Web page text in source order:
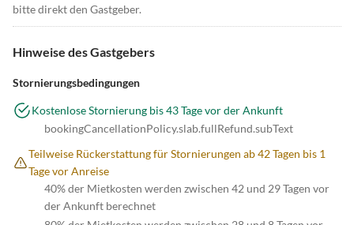
bitte direkt den Gastgeber.
Hinweise des Gastgebers
Stornierungsbedingungen
Kostenlose Stornierung bis 43 Tage vor der Ankunft
bookingCancellationPolicy.slab.fullRefund.subText
Teilweise Rückerstattung für Stornierungen ab 42 Tagen bis 1
Tage vor Anreise
40% der Mietkosten werden zwischen 42 und 29 Tagen vor
der Ankunft berechnet